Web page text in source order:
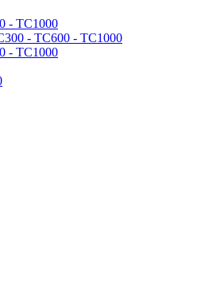
- TC1000
- TC600 - TC1000
- TC1000